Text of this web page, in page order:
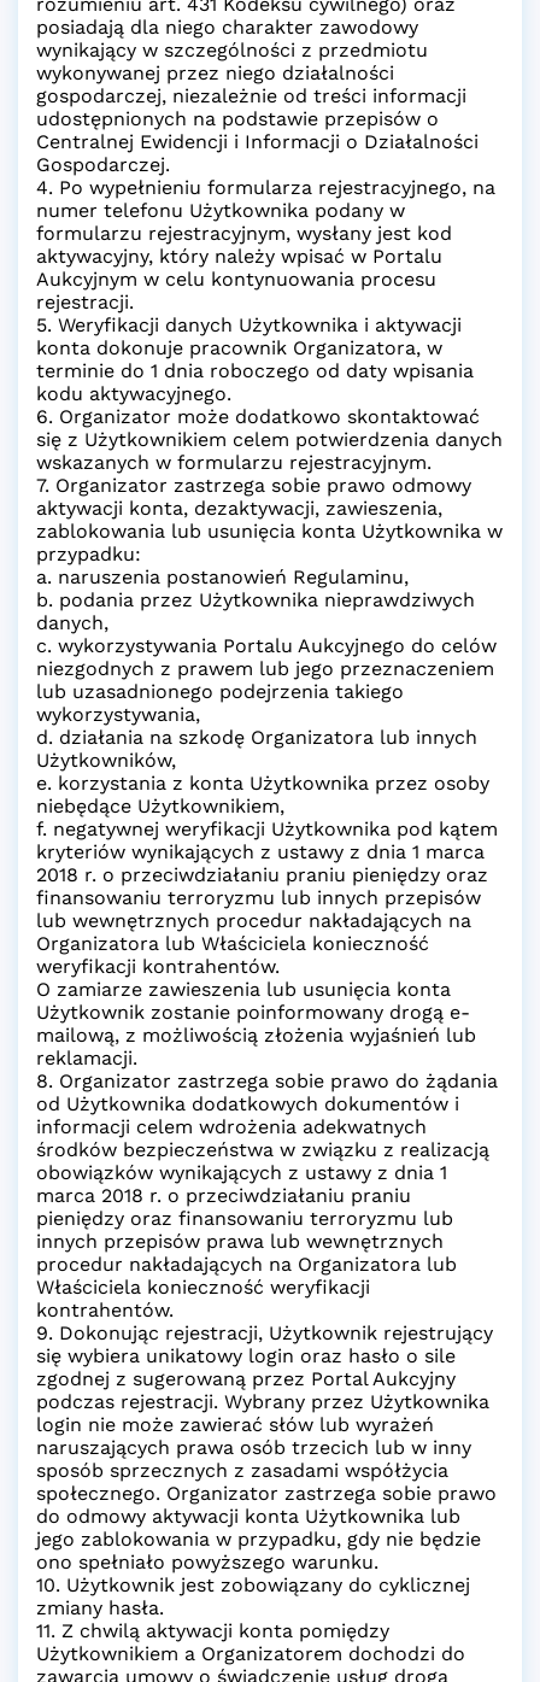
posiadają dla niego charakter zawodowy
wynikający w szczególności z przedmiotu
wykonywanej przez niego działalności
gospodarczej, niezależnie od treści informacji
udostępnionych na podstawie przepisów o
Centralnej Ewidencji i Informacji o Działalności
Gospodarczej.
4. Po wypełnieniu formularza rejestracyjnego, na
numer telefonu Użytkownika podany w
formularzu rejestracyjnym, wysłany jest kod
aktywacyjny, który należy wpisać w Portalu
Aukcyjnym w celu kontynuowania procesu
rejestracji.
5. Weryfikacji danych Użytkownika i aktywacji
konta dokonuje pracownik Organizatora, w
terminie do 1 dnia roboczego od daty wpisania
kodu aktywacyjnego.
6. Organizator może dodatkowo skontaktować
się z Użytkownikiem celem potwierdzenia danych
wskazanych w formularzu rejestracyjnym.
7. Organizator zastrzega sobie prawo odmowy
aktywacji konta, dezaktywacji, zawieszenia,
zablokowania lub usunięcia konta Użytkownika w
przypadku:
a. naruszenia postanowień Regulaminu,
b. podania przez Użytkownika nieprawdziwych
danych,
c. wykorzystywania Portalu Aukcyjnego do celów
niezgodnych z prawem lub jego przeznaczeniem
lub uzasadnionego podejrzenia takiego
wykorzystywania,
d. działania na szkodę Organizatora lub innych
Użytkowników,
e. korzystania z konta Użytkownika przez osoby
niebędące Użytkownikiem,
f. negatywnej weryfikacji Użytkownika pod kątem
kryteriów wynikających z ustawy z dnia 1 marca
2018 r. o przeciwdziałaniu praniu pieniędzy oraz
finansowaniu terroryzmu lub innych przepisów
lub wewnętrznych procedur nakładających na
Organizatora lub Właściciela konieczność
weryfikacji kontrahentów.
O zamiarze zawieszenia lub usunięcia konta
Użytkownik zostanie poinformowany drogą e-
mailową, z możliwością złożenia wyjaśnień lub
reklamacji.
8. Organizator zastrzega sobie prawo do żądania
od Użytkownika dodatkowych dokumentów i
informacji celem wdrożenia adekwatnych
środków bezpieczeństwa w związku z realizacją
obowiązków wynikających z ustawy z dnia 1
marca 2018 r. o przeciwdziałaniu praniu
pieniędzy oraz finansowaniu terroryzmu lub
innych przepisów prawa lub wewnętrznych
procedur nakładających na Organizatora lub
Właściciela konieczność weryfikacji
kontrahentów.
9. Dokonując rejestracji, Użytkownik rejestrujący
się wybiera unikatowy login oraz hasło o sile
zgodnej z sugerowaną przez Portal Aukcyjny
podczas rejestracji. Wybrany przez Użytkownika
login nie może zawierać słów lub wyrażeń
naruszających prawa osób trzecich lub w inny
sposób sprzecznych z zasadami współżycia
społecznego. Organizator zastrzega sobie prawo
do odmowy aktywacji konta Użytkownika lub
jego zablokowania w przypadku, gdy nie będzie
ono spełniało powyższego warunku.
10. Użytkownik jest zobowiązany do cyklicznej
zmiany hasła.
11. Z chwilą aktywacji konta pomiędzy
Użytkownikiem a Organizatorem dochodzi do
zawarcia umowy o świadczenie usług drogą